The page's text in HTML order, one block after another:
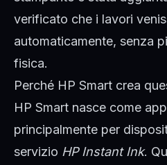
verificato che i lavori
automaticamente, senza
fisica.
Perché HP Smart crea
HP Smart nasce come
principalmente per
servizio HP Instant Ink.